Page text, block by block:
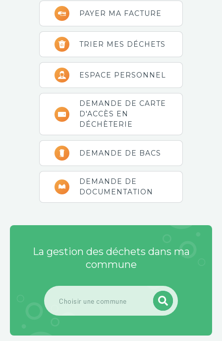
Barre
latérale
principale
PAYER MA FACTURE
TRIER MES DÉCHETS
ESPACE PERSONNEL
DEMANDE DE CARTE
D'ACCÈS EN
DÉCHÈTERIE
DEMANDE DE BACS
DEMANDE DE
DOCUMENTATION
La gestion des déchets dans ma
commune